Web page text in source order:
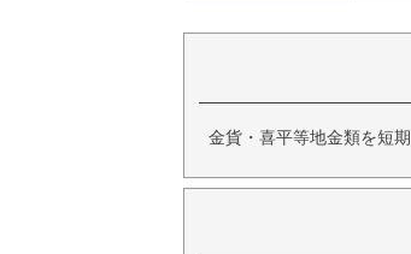
金貨・喜平等地金類を短